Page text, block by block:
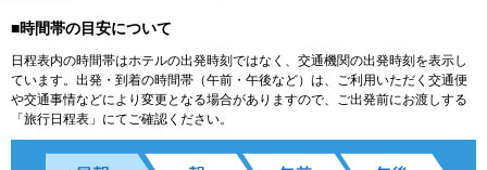
■時間帯の目安について
日程表内の時間帯はホテルの出発時刻ではなく、交通機関の出発時刻を表示し
ています。出発・到着の時間帯（午前・午後など）は、ご利用いただく交通便
や交通事情などにより変更となる場合がありますので、ご出発前にお渡しする
「旅行日程表」にてご確認ください。